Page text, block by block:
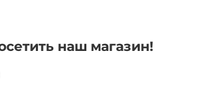
наш магазин!